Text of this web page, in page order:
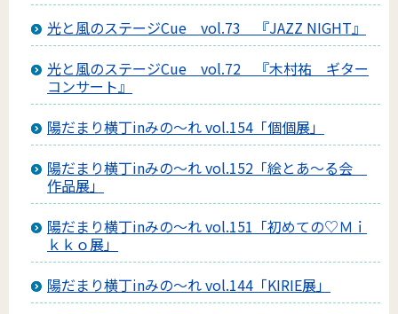
光と風のステージCue vol.73 『JAZZ NIGHT』
光と風のステージCue vol.72 『木村祐 ギター
コンサート』
陽だまり横丁inみの～れ vol.154「個個展」
陽だまり横丁inみの～れ vol.152「絵とあ～る会
作品展」
陽だまり横丁inみの～れ vol.151「初めての♡Ｍｉ
ｋｋｏ展」
陽だまり横丁inみの～れ vol.144「KIRIE展」